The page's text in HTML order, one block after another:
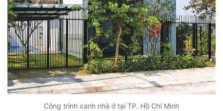
Công trình xanh nhà ở tại TP. Hồ Chí Minh